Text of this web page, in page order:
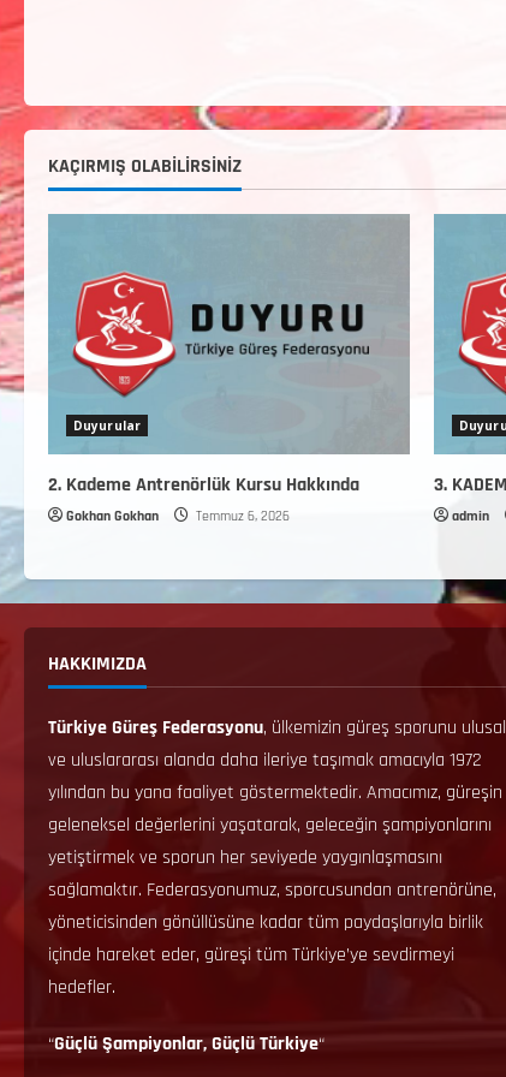
KAÇIRMIŞ OLABILIRSINIZ
Duyurular
2. Kademe Antrenörlük Kursu Hakkında
Gokhan Gokhan Temmuz 6, 2026
3.
admin
HAKKIMIZDA
Türkiye Güreş Federasyonu, ülkemizin güreş sporunu ulusal
ve uluslararası alanda daha ileriye taşımak amacıyla 1972
yılından bu yana faaliyet göstermektedir. Amacımız, güreşin
geleneksel değerlerini yaşatarak, geleceğin şampiyonlarını
yetiştirmek ve sporun her seviyede yaygınlaşmasını
sağlamaktır. Federasyonumuz, sporcusundan antrenörüne,
yöneticisinden gönüllüsüne kadar tüm paydaşlarıyla birlik
içinde hareket eder, güreşi tüm Türkiye’ye sevdirmeyi
hedefler.
“Güçlü Şampiyonlar, Güçlü Türkiye“